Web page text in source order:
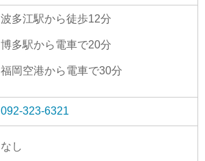
波多江駅から徒歩12分
博多駅から電車で20分
福岡空港から電車で30分
092-323-6321
なし